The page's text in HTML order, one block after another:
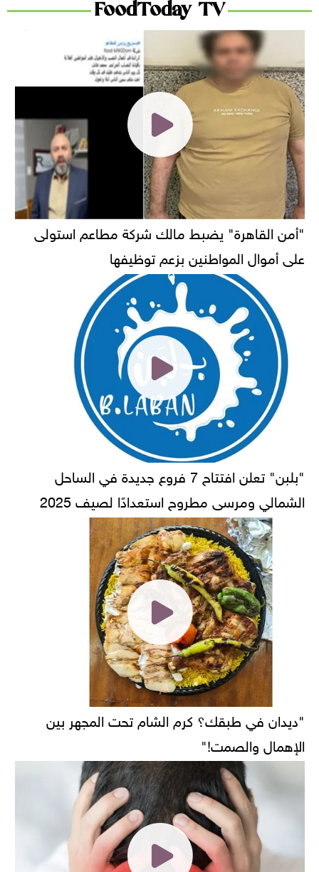
FoodToday TV
"أمن القاهرة" يضبط مالك شركة مطاعم استولى
على أموال المواطنين بزعم توظيفها
"بلبن" تعلن افتتاح 7 فروع جديدة في الساحل
الشمالي ومرسى مطروح استعدادًا لصيف 2025
"ديدان في طبقك؟ كرم الشام تحت المجهر بين
الإهمال والصمت!"